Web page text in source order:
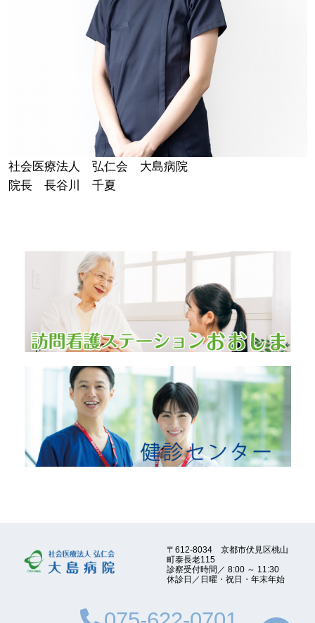
社会医療法人 弘仁会 大島病院
院長 長谷川 千夏
〒612-8034 京都市伏見区桃山
町泰長老115
診察受付時間／ 8:00 ～ 11:30
休診日／日曜・祝日・年末年始